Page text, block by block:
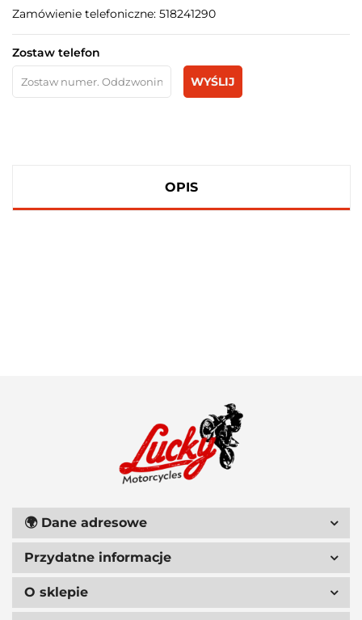
Zamówienie telefoniczne: 518241290
Zostaw telefon
WYŚLIJ
OPIS
🌍 Dane adresowe
Przydatne informacje
O sklepie